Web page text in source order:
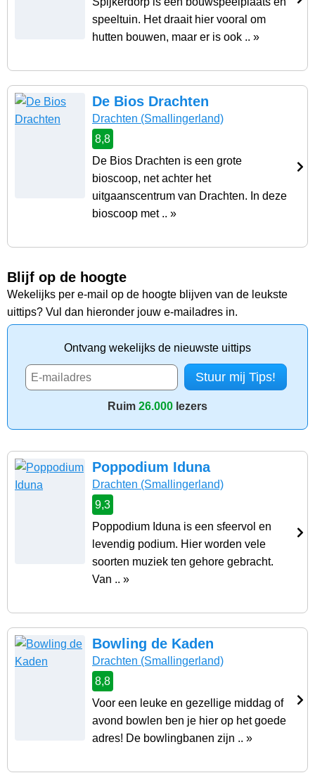
speeltuin. Het draait hier vooral om
hutten bouwen, maar er is ook .. »
De Bios Drachten
Drachten (Smallingerland)
8,8
De Bios Drachten is een grote
bioscoop, net achter het
uitgaanscentrum van Drachten. In deze
bioscoop met .. »
Blijf op de hoogte
Wekelijks per e-mail op de hoogte blijven van de leukste
uittips? Vul dan hieronder jouw e-mailadres in.
Ontvang wekelijks de nieuwste uittips
Ruim 26.000 lezers
Poppodium Iduna
Drachten (Smallingerland)
9,3
Poppodium Iduna is een sfeervol en
levendig podium. Hier worden vele
soorten muziek ten gehore gebracht.
Van .. »
Bowling de Kaden
Drachten (Smallingerland)
8,8
Voor een leuke en gezellige middag of
avond bowlen ben je hier op het goede
adres! De bowlingbanen zijn .. »